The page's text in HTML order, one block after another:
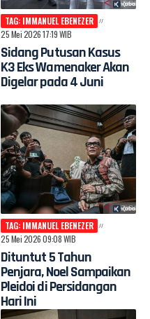
TAG: IMMANUEL EBENEZER
25 Mei 2026 17:19 WIB
Sidang Putusan Kasus
K3 Eks Wamenaker Akan
Digelar pada 4 Juni
TAG: IMMANUEL EBENEZER
25 Mei 2026 09:08 WIB
Dituntut 5 Tahun
Penjara, Noel Sampaikan
Pleidoi di Persidangan
Hari Ini